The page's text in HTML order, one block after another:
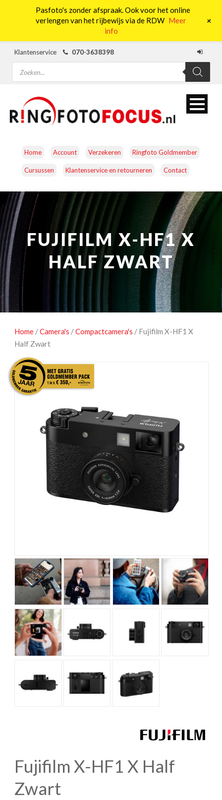
Klantenservice
070-3638398
Producten
zoeken
Home Account Verzekeren Ringfoto Goldmember
Cursussen Klantenservice en retourneren Contact
CAMERA’S OBJECTIEVEN ACCESSOIRES
NATUUROBSERVATIE MEDIA EN ENERGIE
STUDIOFOTOGRAFIE OCCASIONS
FUJIFILM X-HF1 X
HALF ZWART
Home /Camera's /Compactcamera's / Fujifilm X-HF1 X
Half Zwart
Fujifilm X-HF1 X Half
Zwart
Pasfoto's zonder afspraak. Ook voor het online
verlengen van het rijbewijs via de RDW Meer
info
+